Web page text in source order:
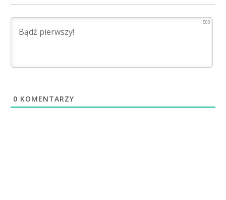
500
0 KOMENTARZY